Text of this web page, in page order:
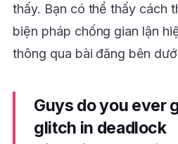
thấy. Bạn có thể thấy cách
biện pháp chống gian lận
thông qua bài đăng bên
Guys do you ever
glitch in deadlock